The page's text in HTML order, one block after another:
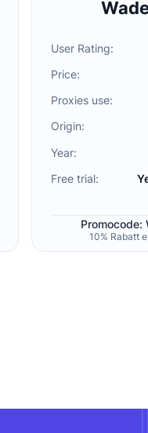
User Rating:
Price:
Proxies use:
Origin:
Year:
Free trial:
Promocode:
10% Rabatt